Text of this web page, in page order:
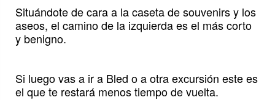
Situándote de cara a la caseta de souvenirs y los
aseos, el camino de la izquierda es el más corto
y benigno.
Si luego vas a ir a Bled o a otra excursión este es
el que te restará menos tiempo de vuelta.